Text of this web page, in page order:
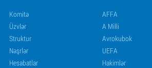
Komitə
Üzvlər
Struktur
Nəşrlər
Hesabatlar
AFFA
A Milli
Avrokubok
UEFA
Hakimlər